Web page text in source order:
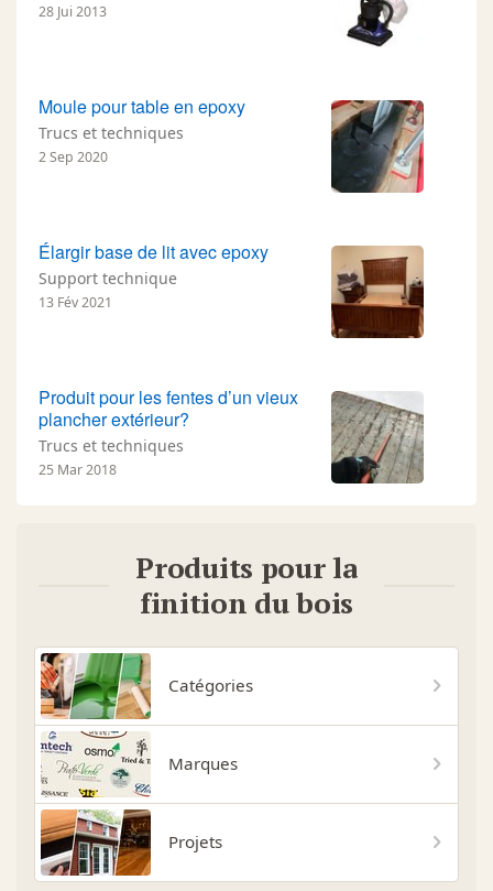
28 Jui 2013
Moule pour table en epoxy
Trucs et techniques
2 Sep 2020
Élargir base de lit avec epoxy
Support technique
13 Fév 2021
Produit pour les fentes d’un vieux
plancher extérieur?
Trucs et techniques
25 Mar 2018
Produits pour la
finition du bois
Catégories
Marques
Projets